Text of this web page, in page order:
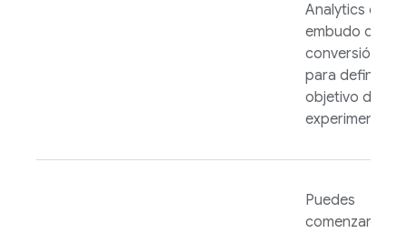
Analytics o un
embudo de
conversión
para definir el
objetivo de tu
experimento.
Puedes
comenzar tu